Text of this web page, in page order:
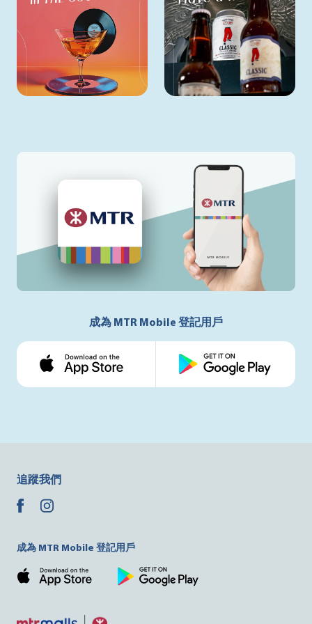
成為 MTR Mobile 登記用戶
追蹤我們
成為 MTR Mobile 登記用戶